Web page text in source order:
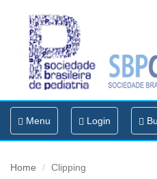
Toggle
navigation
Menu Login
Home Clipping